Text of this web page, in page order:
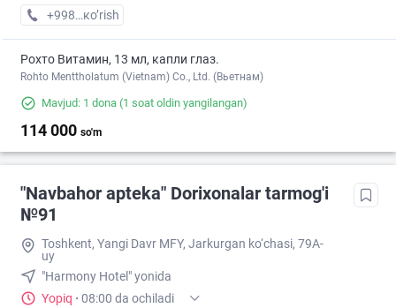
+998 (94) XXX-XX-XX
кo’rish
Рохто Витамин, 13 мл, капли глаз.
Rohto Menttholatum (Vietnam) Co., Ltd. (Вьетнам)
Mavjud: 1 dona (1 soat oldin yangilangan)
114 000 so'm
"Navbahor apteka" Dorixonalar tarmog'i
№91
Toshkent, Yangi Davr MFY, Jarkurgan ko‘chasi, 79A-
uy
"Harmony Hotel" yonida
Yopiq · 08:00 da ochiladi